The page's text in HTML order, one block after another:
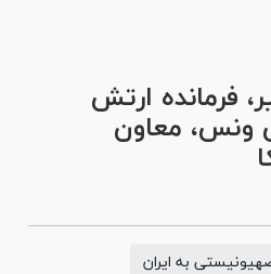
Video
فرمانده ارتش
ونس، معاون
به ایران